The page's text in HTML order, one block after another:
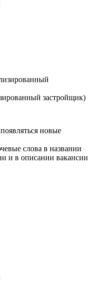
застройщик)
новые
слова в названии
и в описании вакансии